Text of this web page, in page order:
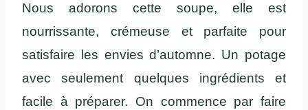
Nous adorons cette soupe, elle est
nourrissante, crémeuse et parfaite pour
satisfaire les envies d’automne. Un potage
avec seulement quelques ingrédients et
facile à préparer. On commence par faire